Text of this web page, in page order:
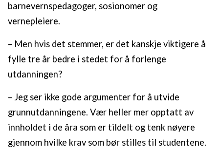
barnevernspedagoger, sosionomer og
vernepleiere.
– Men hvis det stemmer, er det kanskje viktigere å
fylle tre år bedre i stedet for å forlenge
utdanningen?
– Jeg ser ikke gode argumenter for å utvide
grunnutdanningene. Vær heller mer opptatt av
innholdet i de åra som er tildelt og tenk nøyere
gjennom hvilke krav som bør stilles til studentene.